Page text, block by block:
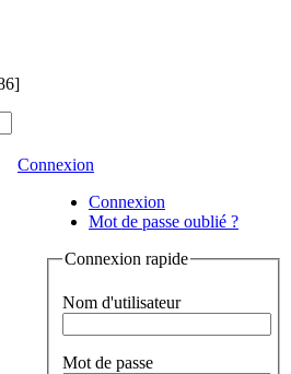
Connexion
Connexion
Mot de passe oublié ?
Connexion rapide
Nom d'utilisateur
Mot de passe